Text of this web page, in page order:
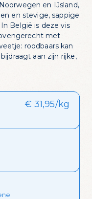
en IJsland,
en stevige, sappige
België is deze vis
met
roodbaars kan
aan zijn rijke,
€ 31,95/kg
en krijg